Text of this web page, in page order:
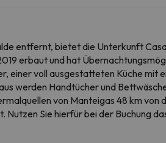
entfernt, bietet die Unterkunft
erbaut und hat
einer voll ausgestatteten Küche mit
werden Handtücher und
von Manteigas 48 km
Sie hierfür bei der Buchung